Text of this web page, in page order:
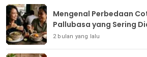
Mengenal Perbedaan
Pallubasa yang Sering
2 bulan yang lalu